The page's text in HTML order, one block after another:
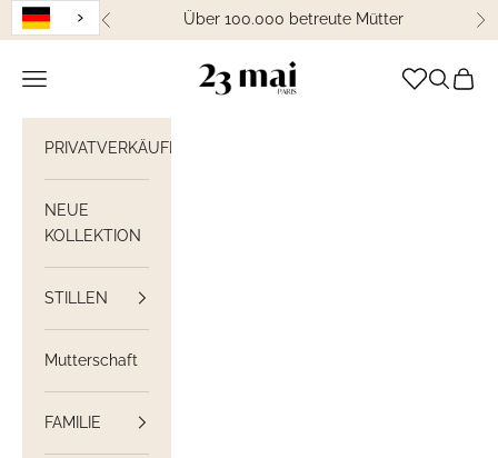
Weiter zum Inhalt
Zurück Über 100.000 betreute Mütter
23 Mai Paris
Navigation öffnen Suche
PRIVATVERKÄUFE
NEUE
KOLLEKTION
STILLEN
Mutterschaft
FAMILIE